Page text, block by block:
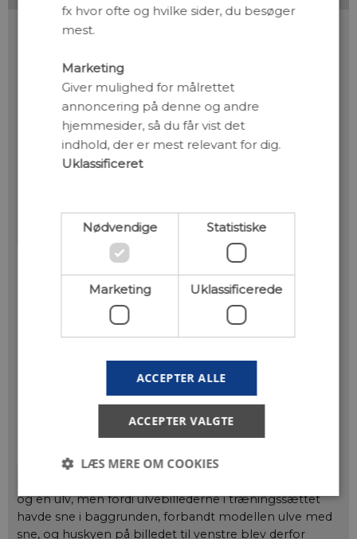
og en ulv, men fordi ulvebillederne i træningssættet
havde sne i baggrunden, forbandt modellen ulve med
sne, og huskyen på billedet til venstre blev derfor
fx hvor ofte og hvilke sider, du besøger
mest.
Marketing
Giver mulighed for målrettet
annoncering på denne og andre
hjemmesider, så du får vist det
indhold, der er mest relevant for dig.
Uklassificeret
Nødvendige Statistiske
Marketing Uklassificerede
ACCEPTER ALLE
ACCEPTER VALGTE
LÆS MERE OM COOKIES
Nødvendige Statistiske
Marketing